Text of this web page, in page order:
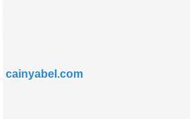
cainyabel.com